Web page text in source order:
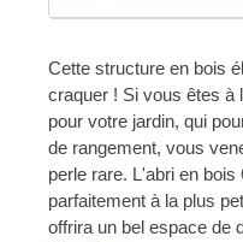
Cette structure en bois
craquer ! Si vous êtes à
pour votre jardin, qui
de rangement, vous
perle rare. L'abri en
parfaitement à la plus
offrira un bel espace de